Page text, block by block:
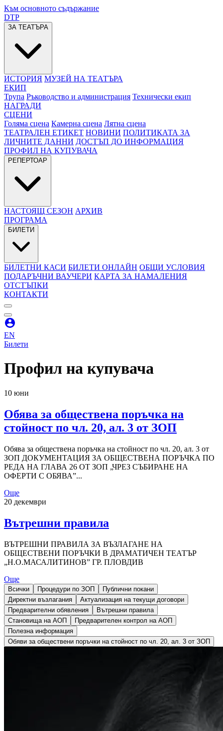
Към основното съдържание
DTP
ЗА ТЕАТЪРА
ИСТОРИЯ МУЗЕЙ НА ТЕАТЪРА
ЕКИП
Трупа Ръководство и администрация Технически екип
НАГРАДИ
СЦЕНИ
Голяма сцена Камерна сцена Лятна сцена
ТЕАТРАЛЕН ЕТИКЕТ НОВИНИ ПОЛИТИКАТА ЗА
ЛИЧНИТЕ ДАННИ ДОСТЪП ДО ИНФОРМАЦИЯ
ПРОФИЛ НА КУПУВАЧА
РЕПЕРТОАР
НАСТОЯЩ СЕЗОН АРХИВ
ПРОГРАМА
БИЛЕТИ
БИЛЕТНИ КАСИ БИЛЕТИ ОНЛАЙН ОБЩИ УСЛОВИЯ
ПОДАРЪЧНИ ВАУЧЕРИ КАРТА ЗА НАМАЛЕНИЯ
ОТСТЪПКИ
КОНТАКТИ
EN
Билети
Профил на купувача
10 юни
Обява за обществена поръчка на
стойност по чл. 20, ал. 3 от ЗОП
Обява за обществена поръчка на стойност по чл. 20, ал. 3 от
ЗОП ДОКУМЕНТАЦИЯ ЗА ОБЩЕСТВЕНА ПОРЪЧКА ПО
РЕДА НА ГЛАВА 26 ОТ ЗОП „ЧРЕЗ СЪБИРАНЕ НА
ОФЕРТИ С ОБЯВА”...
Още
20 декември
Вътрешни правила
ВЪТРЕШНИ ПРАВИЛА ЗА ВЪЗЛАГАНЕ НА
ОБЩЕСТВЕНИ ПОРЪЧКИ В ДРАМАТИЧЕН ТЕАТЪР
„Н.О.МАСАЛИТИНОВ” ГР. ПЛОВДИВ
Още
Всички Процедури по ЗОП
Публични покани
Директни възлагания
Актуализация на текущи договори
Предварителни обявления
Вътрешни правила
Становища на АОП
Предварителен контрол на АОП
Полезна информация
Обяви за обществени поръчки на стойност по чл. 20, ал. 3 от ЗОП